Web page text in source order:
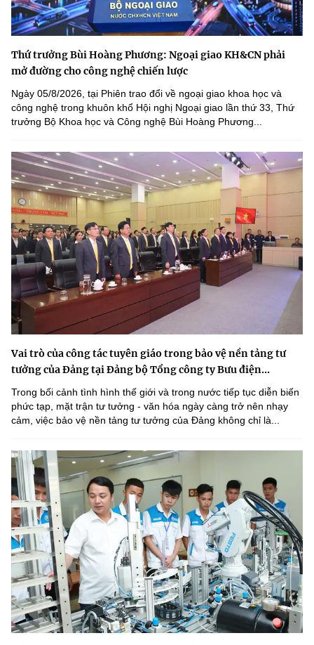
Thứ trưởng Bùi Hoàng Phương: Ngoại giao KH&CN phải
mở đường cho công nghệ chiến lược
Ngày 05/8/2026, tại Phiên trao đổi về ngoại giao khoa học và
công nghệ trong khuôn khổ Hội nghị Ngoại giao lần thứ 33, Thứ
trưởng Bộ Khoa học và Công nghệ Bùi Hoàng Phương...
Vai trò của công tác tuyên giáo trong bảo vệ nền tảng tư
tưởng của Đảng tại Đảng bộ Tổng công ty Bưu điện...
Trong bối cảnh tình hình thế giới và trong nước tiếp tục diễn biến
phức tạp, mặt trận tư tưởng - văn hóa ngày càng trở nên nhạy
cảm, việc bảo vệ nền tảng tư tưởng của Đảng không chỉ là...